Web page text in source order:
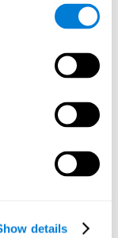
details
ses
qu'il
vise à renforcer
de la lecture, les
notre
d'améliorer
de CogniFit